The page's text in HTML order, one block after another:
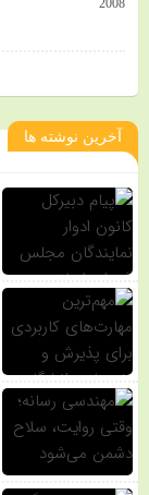
2008
آخرین نوشته ها